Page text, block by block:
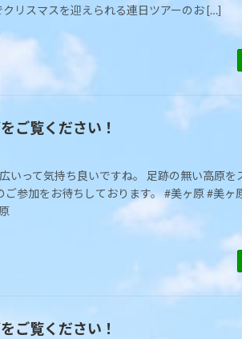
リスマスを迎えられる連日ツアーのお […]
ご覧ください！
いって気持ち良いですね。 足跡の無い高原を
ご参加をお待ちしております。 #美ヶ原 #美ヶ
ご覧ください！